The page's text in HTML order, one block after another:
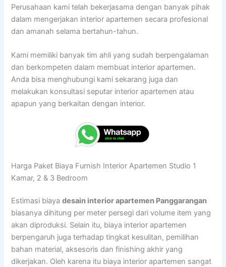
Perusahaan kami telah bekerjasama dengan banyak pihak
dalam mengerjakan interior apartemen secara profesional
dan amanah selama bertahun-tahun.
Kami memiliki banyak tim ahli yang sudah berpengalaman
dan berkompeten dalam membuat interior apartemen.
Anda bisa menghubungi kami sekarang juga dan
melakukan konsultasi seputar interior apartemen atau
apapun yang berkaitan dengan interior.
Harga Paket Biaya Furnish Interior Apartemen Studio 1
Kamar, 2 & 3 Bedroom
Estimasi biayadesain interior apartemen Panggarangan
biasanya dihitung per meter persegi dari volume item yang
akan diproduksi. Selain itu, biaya interior apartemen
berpengaruh juga terhadap tingkat kesulitan, pemilihan
bahan material, aksesoris dan finishing akhir yang
dikerjakan. Oleh karena itu biaya interior apartemen sangat